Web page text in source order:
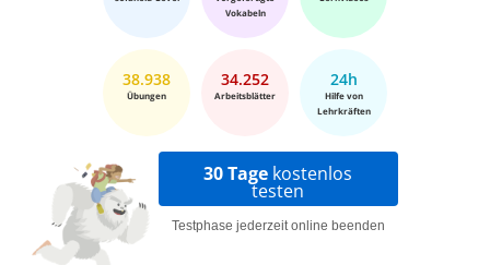
Vokabeln
38.938
Übungen
34.252
Arbeitsblätter
24h
Hilfe von
Lehrkräften
30 Tage kostenlos
testen
Testphase jederzeit online beenden